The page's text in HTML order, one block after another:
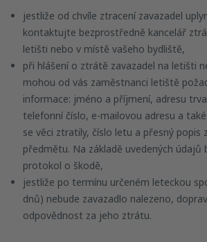
jestliže od chvíle ztracení zavazadel
kontaktujte bezprostředně kancelář
letišti nebo v místě vašeho bydliště,
při hlášení o ztrátě zavazadel na letišti
mohou od vás zaměstnanci letiště
informace: jméno a příjmení, adresu
telefonní číslo, e-mailovou adresu a
se věci ztratily, číslo letu a přesný popis
předmětu. Na základě uvedených údajů
protokol o škodě,
jestliže po termínu určeném leteckou
dnů) nebude zavazadlo nalezeno,
odpovědnost za jeho ztrátu.